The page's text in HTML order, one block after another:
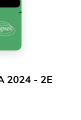
2024 - 2E